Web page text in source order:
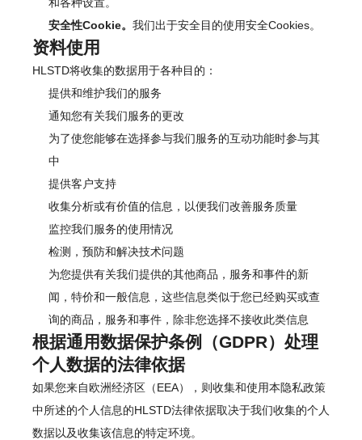
安全性Cookie。 我们出于安全目的使用安全Cookies。
资料使用
HLSTD将收集的数据用于各种目的：
提供和维护我们的服务
通知您有关我们服务的更改
为了使您能够在选择参与我们服务的互动功能时参与其
中
提供客户支持
收集分析或有价值的信息，以便我们改善服务质量
监控我们服务的使用情况
检测，预防和解决技术问题
为您提供有关我们提供的其他商品，服务和事件的新
闻，特价和一般信息，这些信息类似于您已经购买或查
询的商品，服务和事件，除非您选择不接收此类信息
根据通用数据保护条例（GDPR）处理
个人数据的法律依据
如果您来自欧洲经济区（EEA），则收集和使用本隐私政策
中所述的个人信息的HLSTD法律依据取决于我们收集的个人
数据以及收集该信息的特定环境。